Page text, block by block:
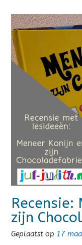
Recensie:
zijn
Geplaatst op 17